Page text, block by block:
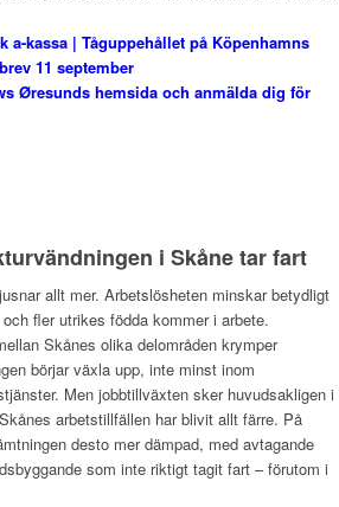
a-kassa | Tåguppehållet på Köpenhamns
11 september
Øresunds hemsida och anmälda dig för
i Skåne tar fart
allt mer. Arbetslösheten minskar betydligt
fler utrikes födda kommer i arbete.
Skånes olika delområden krymper
börjar växla upp, inte minst inom
Men jobbtillväxten sker huvudsakligen i
arbetstillfällen har blivit allt färre. På
desto mer dämpad, med avtagande
som inte riktigt tagit fart – förutom i